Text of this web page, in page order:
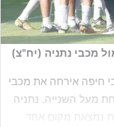
מכבי נתניה (יח"צ)
א' על מכבי חיפה אירחה את מכבי
מעל השנייה. נתניה
נמצאת מקום אחד